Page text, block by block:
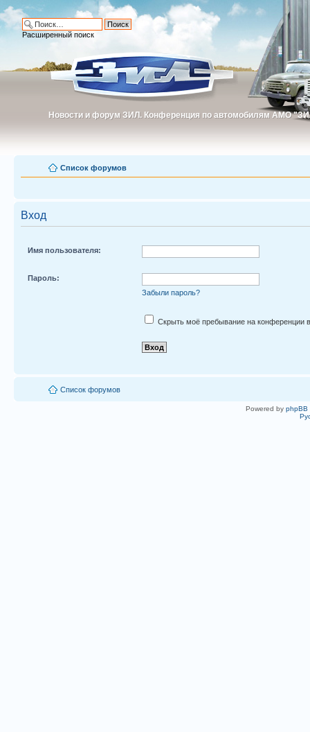
Новости и форум ЗИЛ. Конференция по автомобилям АМО
Новости и форум ЗИЛ. Конференция по автомобилям АМО
Расширенный поиск
Список форумов
Вход
Имя пользователя:
Пароль:
Забыли пароль?
Скрыть моё пребывание на конференции в
Список форумов
Powered by phpBB